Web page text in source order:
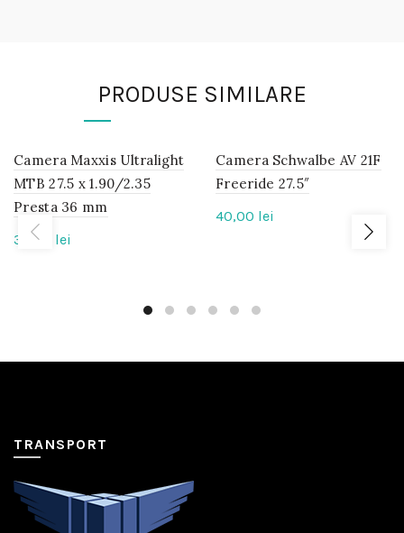
PRODUSE SIMILARE
IN
STOC
Camera Maxxis Ultralight
MTB 27.5 x 1.90/2.35
Presta 36 mm
33,00 lei
IN
STOC
Camera Schwalbe AV 21F
Freeride 27.5″
40,00 lei
TRANSPORT